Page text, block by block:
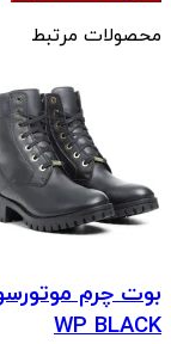
محصولات مرتبط
WP BLACK